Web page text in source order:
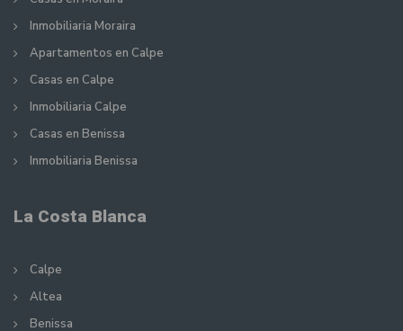
Inmobiliaria Moraira
Apartamentos en Calpe
Casas en Calpe
Inmobiliaria Calpe
Casas en Benissa
Inmobiliaria Benissa
La Costa Blanca
Calpe
Altea
Benissa